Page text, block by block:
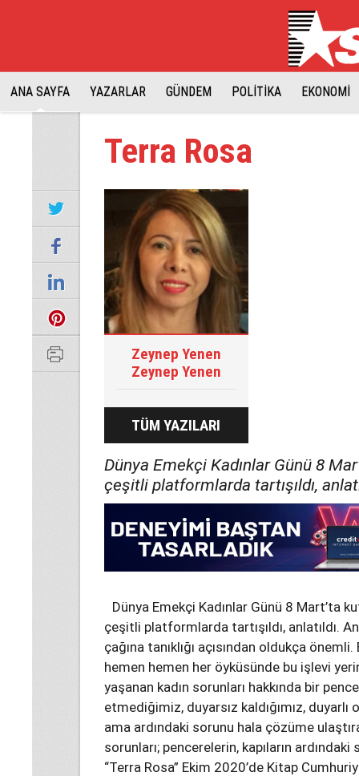
ANA SAYFA YAZARLAR GÜNDEM POLİTİKA EKONOMİ
Terra Rosa
Zeynep Yenen
Zeynep Yenen
TÜM YAZILARI
Dünya Emekçi Kadınlar Günü 8
çeşitli platformlarda tartışıldı,
Dünya Emekçi Kadınlar Günü 8 Mart’ta
çeşitli platformlarda tartışıldı, anlatıldı.
çağına tanıklığı açısından oldukça
hemen hemen her öyküsünde bu işlevi
yaşanan kadın sorunları hakkında bir
etmediğimiz, duyarsız kaldığımız,
ama ardındaki sorunu hala çözüme
sorunları; pencerelerin, kapıların ardındaki
“Terra Rosa” Ekim 2020’de Kitap